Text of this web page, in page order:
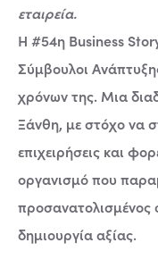
εταιρεία.
Η #54η Business
Σύμβουλοι
χρόνων της. Μια
Ξάνθη, με στόχο να
επιχειρήσεις και
οργανισμό που
προσανατολισμένος
δημιουργία αξίας.